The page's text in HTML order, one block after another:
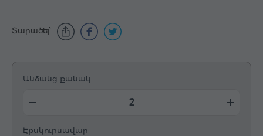
Տարածել՝
Անձանց քանակ
Էքսկուրսավար